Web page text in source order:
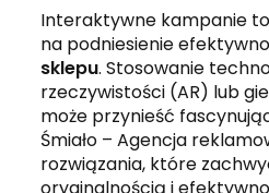
Interaktywne kampanie
na podniesienie
sklepu. Stosowanie
rzeczywistości (AR) lub
może przynieść
Śmiało – Agencja
rozwiązania, które
oryginalnością i